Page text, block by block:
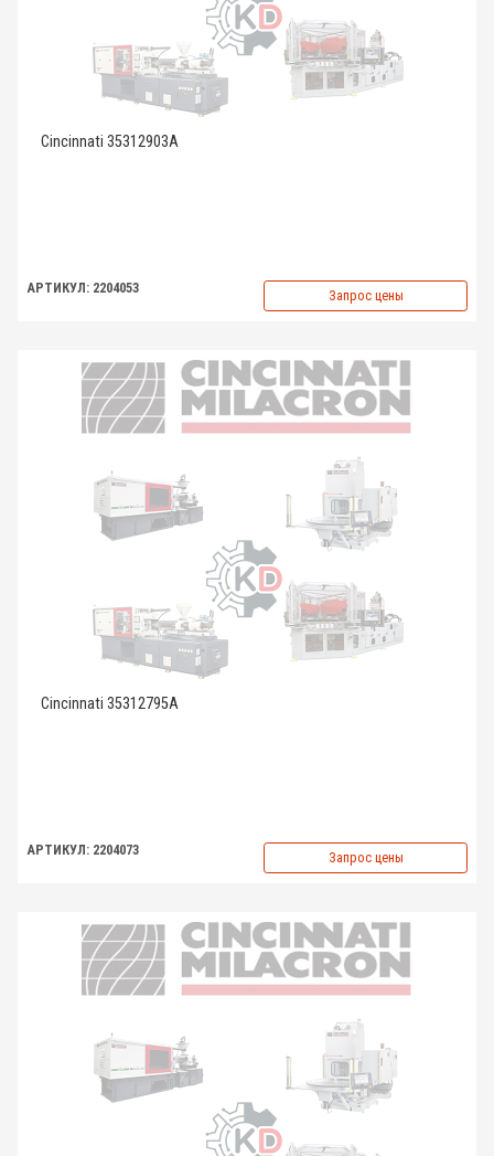
Cincinnati 35312903A
АРТИКУЛ: 2204053 Запрос цены
Cincinnati 35312795A
АРТИКУЛ: 2204073 Запрос цены